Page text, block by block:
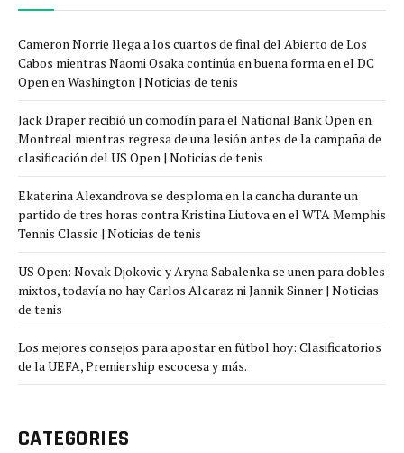
Cameron Norrie llega a los cuartos de final del Abierto de Los
Cabos mientras Naomi Osaka continúa en buena forma en el DC
Open en Washington | Noticias de tenis
Jack Draper recibió un comodín para el National Bank Open en
Montreal mientras regresa de una lesión antes de la campaña de
clasificación del US Open | Noticias de tenis
Ekaterina Alexandrova se desploma en la cancha durante un
partido de tres horas contra Kristina Liutova en el WTA Memphis
Tennis Classic | Noticias de tenis
US Open: Novak Djokovic y Aryna Sabalenka se unen para dobles
mixtos, todavía no hay Carlos Alcaraz ni Jannik Sinner | Noticias
de tenis
Los mejores consejos para apostar en fútbol hoy: Clasificatorios
de la UEFA, Premiership escocesa y más.
CATEGORIES